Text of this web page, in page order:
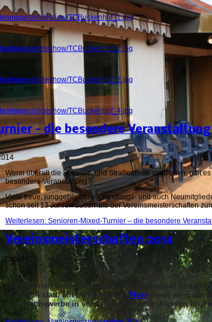
images/slideshow/TCBuckenhof_1.jpg
images/slideshow/TCBuckenhof_2.jpg
images/slideshow/TCBuckenhof_3.jpg
images/slideshow/TCBuckenhof_4.jpg
– die besondere Veranstaltung
Wenn überall die Sommer- und Straßenfeste stattfinden, gibt
besondere Veranstaltung.
Viele treue, junggebliebene Gründungs- und auch
schon seit 13 Jahren außerhalb der Vereinsmeisterschaften
Weiterlesen: Senioren-Mixed-Turnier – die besondere
Vereinsmeisterschaften 2014
Details
Die Vereinsmeisterschaften des TC Buckenhof finden
27.7.2014 statt. Mit beiliegendem Flyer laden wir Euch
gibt Wettbewerbe in verschiedenen Altersklassen für